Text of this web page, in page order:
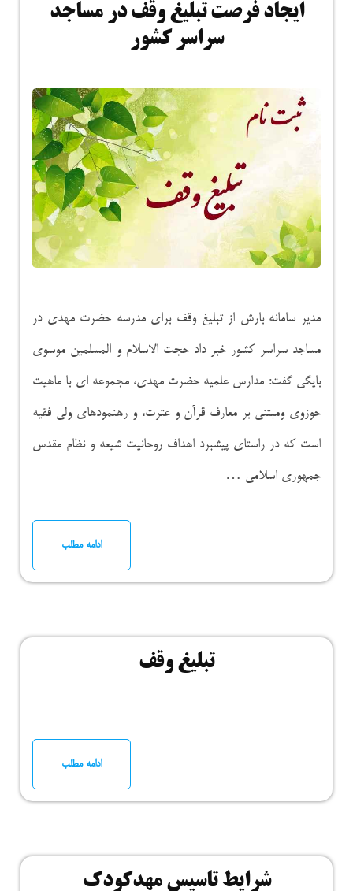
ایجاد فرصت تبلیغ وقف در مساجد
سراسر کشور
مدیر سامانه بارش از تبلیغ وقف برای مدرسه حضرت مهدی در
مساجد سراسر کشور خبر داد حجت الاسلام و المسلمین موسوی
بایگی گفت: مدارس علمیه حضرت مهدی، مجموعه ای با ماهیت
حوزوی ومبتنی بر معارف قرآن و عترت، و رهنمودهای ولی فقیه
است که در راستای پیشبرد اهداف روحانیت شیعه و نظام مقدس
جمهوری اسلامی …
ادامه مطلب
تبلیغ وقف
ادامه مطلب
شرایط تاسیس مهدکودک